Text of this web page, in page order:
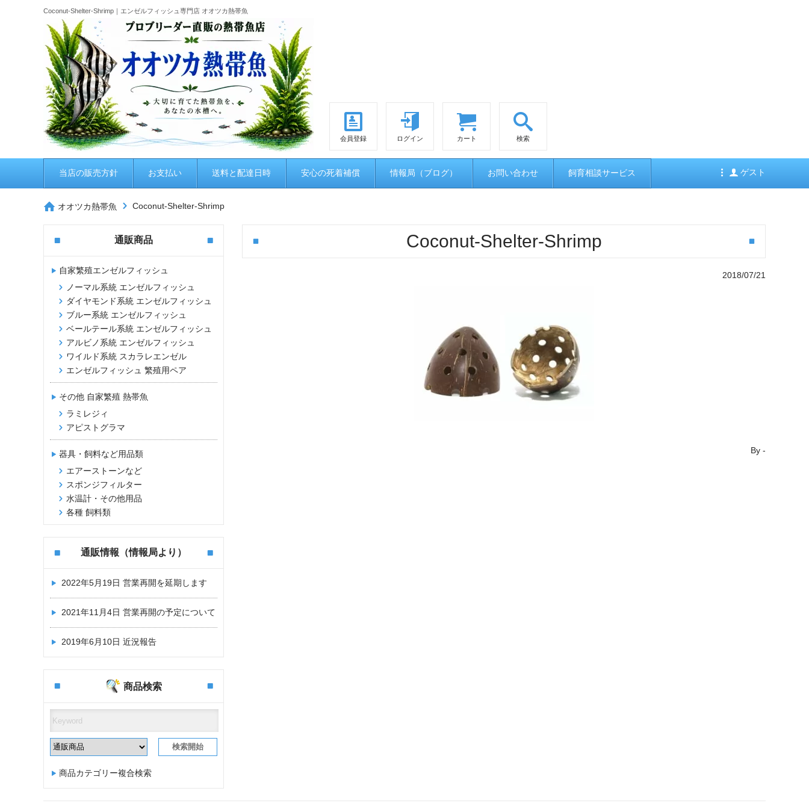
Coconut-Shelter-Shrimp｜エンゼルフィッシュ専門店 オオツカ熱帯魚
会員登録 ログイン カート 検索
ゲスト
当店の販売方針 お支払い 送料と配達日時 安心の死着補償 情報局（ブログ） お問い合わせ 飼育相談サービス
オオツカ熱帯魚 Coconut-Shelter-Shrimp
Coconut-Shelter-Shrimp
2018/07/21
By -
通販商品
自家繁殖エンゼルフィッシュ
ノーマル系統 エンゼルフィッシュ
ダイヤモンド系統 エンゼルフィッシュ
ブルー系統 エンゼルフィッシュ
ベールテール系統 エンゼルフィッシュ
アルビノ系統 エンゼルフィッシュ
ワイルド系統 スカラレエンゼル
エンゼルフィッシュ 繁殖用ペア
その他 自家繁殖 熱帯魚
ラミレジィ
アピストグラマ
器具・飼料など用品類
エアーストーンなど
スポンジフィルター
水温計・その他用品
各種 飼料類
通販情報（情報局より）
2022年5月19日 営業再開を延期します
2021年11月4日 営業再開の予定について
2019年6月10日 近況報告
商品検索
商品カテゴリー複合検索